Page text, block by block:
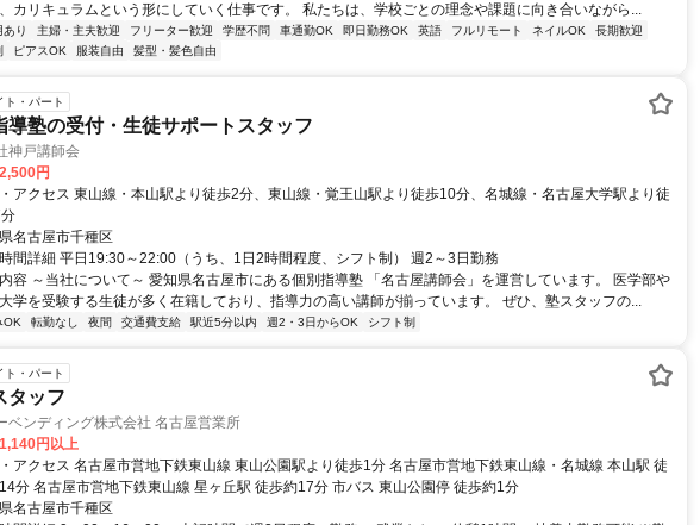
カリキュラムという形にしていく仕事です。 私たちは、学校ごとの理念や課題に向き合いながら...
り 主婦・主夫歓迎 フリーター歓迎 学歴不問 車通勤OK 即日勤務OK 英語 フルリモート ネイルOK
長期歓迎
ピアスOK 服装自由 髪型・髪色自由
ト・パート
導塾の受付・生徒サポートスタッフ
神戸講師会
円
アクセス 東山線・本山駅より徒歩2分、東山線・覚王山駅より徒歩10分、名城線・名古屋大学駅より徒
名古屋市千種区
間詳細 平日19:30～22:00（うち、1日2時間程度、シフト制） 週2～3日勤務
容 ～当社について～ 愛知県名古屋市にある個別指導塾 「名古屋講師会」を運営しています。 医学部や
学を受験する生徒が多く在籍しており、指導力の高い講師が揃っています。 ぜひ、塾スタッフの...
OK 転勤なし 夜間 交通費支給 駅近5分以内 週2・3日からOK シフト制
ト・パート
タッフ
ベンディング株式会社 名古屋営業所
円以上
アクセス 名古屋市営地下鉄東山線 東山公園駅より徒歩1分 名古屋市営地下鉄東山線・名城線 本山駅 徒
分 名古屋市営地下鉄東山線 星ヶ丘駅 徒歩約17分 市バス 東山公園停 徒歩約1分
名古屋市千種区